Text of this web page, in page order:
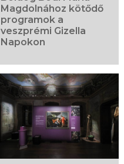
Magdolnához kötődő
programok a
veszprémi Gizella
Napokon